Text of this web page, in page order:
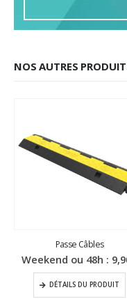
NOS AUTRES
Passe Câbles
Weekend ou 48h :
DÉTAILS DU PRODUIT